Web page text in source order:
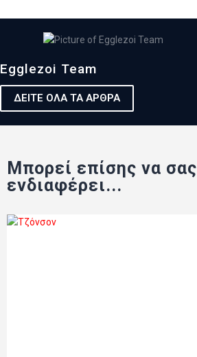
Egglezoi Team
ΔΕΙΤΕ ΟΛΑ ΤΑ ΑΡΘΡΑ
Μπορεί επίσης να σας
ενδιαφέρει...